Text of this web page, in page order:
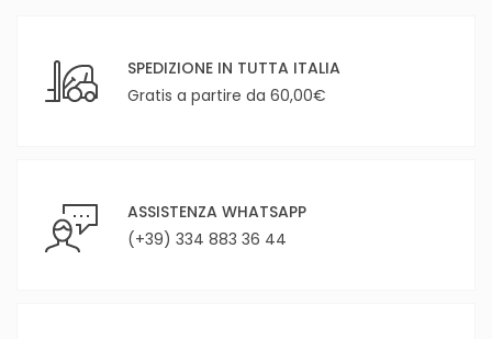
SPEDIZIONE IN TUTTA ITALIA
Gratis a partire da 60,00€
ASSISTENZA WHATSAPP
(+39) 334 883 36 44